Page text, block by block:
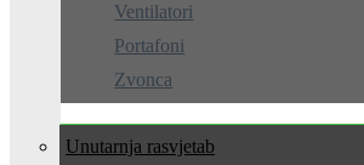
Ventilatori
Portafoni
Zvonca
Unutarnja rasvjeta